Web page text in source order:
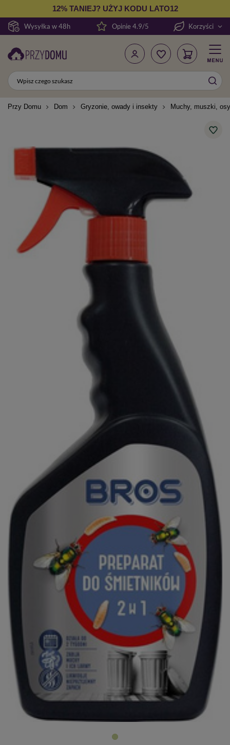
Wysyłka w 48h
12% TANIEJ? UŻYJ KODU LATO12
Opinie 4.9/5 Korzyści
Przy Domu Dom Gryzonie, owady i insekty Muchy, muszki,